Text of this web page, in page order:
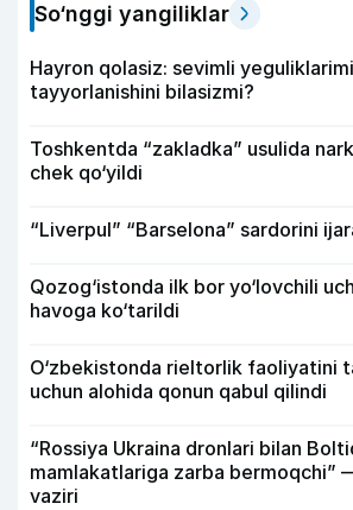
So‘nggi yangiliklar
Hayron qolasiz: sevimli
tayyorlanishini bilasizmi?
Toshkentda “zakladka” usulida
chek qo‘yildi
“Liverpul” “Barselona” sardorini
Qozog‘istonda ilk bor yo‘lovchili
havoga ko‘tarildi
O‘zbekistonda rieltorlik faoliyatini
uchun alohida qonun qabul qilindi
“Rossiya Ukraina dronlari bilan
mamlakatlariga zarba bermoqchi”
vaziri